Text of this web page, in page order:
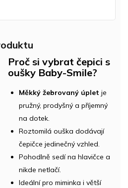
Proč si vybrat čepici s
oušky Baby-Smile?
Měkký žebrovaný úplet je
pružný, prodyšný a příjemný
na dotek.
Roztomilá ouška dodávají
čepičce jedinečný vzhled.
Pohodlně sedí na hlavičce a
nikde netlačí.
Ideální pro miminka i větší